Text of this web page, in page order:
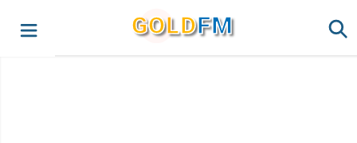
GOLDFM